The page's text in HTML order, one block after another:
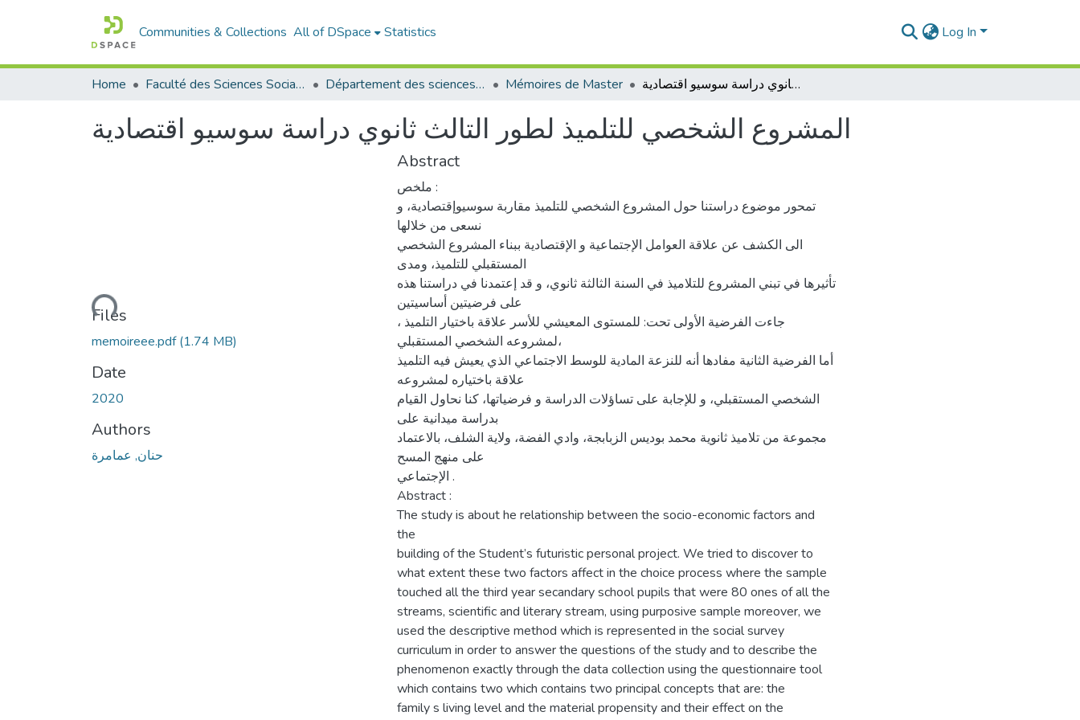
Communities & Collections All of DSpace Statistics Log In
Home Faculté des Sciences Sociales Département des sciences sociales Mémoires de Master المشروع الشخصي للتلميذ لطور التالث ثانوي دراسة سوسيو اقتصادية
المشروع الشخصي للتلميذ لطور التالث ثانوي دراسة سوسيو اقتصادية
Loading...
Files
memoireee.pdf(1.74 MB)
Date
2020
Authors
حنان, عمامرة
Abstract
ملخص :
تمحور موضوع دراستنا حول المشروع الشخصي للتلميذ مقاربة سوسيوإقتصادية، و
نسعى من خلالها
الى الكشف عن علاقة العوامل الإجتماعية و الإقتصادية ببناء المشروع الشخصي
المستقبلي للتلميذ، ومدى
تأثيرها في تبني المشروع للتلاميذ في السنة الثالثة ثانوي، و قد إعتمدنا في دراستنا هذه
على فرضيتين أساسيتين
، جاءت الفرضية الأولى تحت: للمستوى المعيشي للأسر علاقة باختيار التلميذ
لمشروعه الشخصي المستقبلي،
أما الفرضية الثانية مفادها أنه للنزعة المادية للوسط الاجتماعي الذي يعيش فيه التلميذ
علاقة باختياره لمشروعه
الشخصي المستقبلي، و للإجابة على تساؤلات الدراسة و فرضياتها، كنا نحاول القيام
بدراسة ميدانية على
مجموعة من تلاميذ ثانوية محمد بوديس الزبابجة، وادي الفضة، ولاية الشلف، بالاعتماد
على منهج المسح
الإجتماعي .
Abstract :
The study is about he relationship between the socio-economic factors and
the
building of the Student’s futuristic personal project. We tried to discover to
what extent these two factors affect in the choice process where the sample
touched all the third year secandary school pupils that were 80 ones of all the
streams, scientific and literary stream, using purposive sample moreover, we
used the descriptive method which is represented in the social survey
curriculum in order to answer the questions of the study and to describe the
phenomenon exactly through the data collection using the questionnaire tool
which contains two which contains two principal concepts that are: the
family s living level and the material propensity and their effect on the